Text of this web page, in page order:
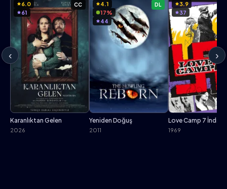
‹
CC
6.0
61
Karanlıktan Gelen
2026
DL
4.1
17%
44
Yeniden Doğuş
2011
3.9
37
Love Camp 7 İndir
1969
›